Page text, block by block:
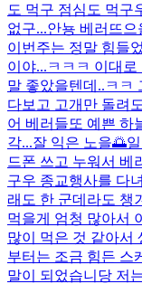
도 먹구 점심도 먹구
없구...안뇽 베러뜨으
이번주는 정말 힘들
이야...ㅋㅋㅋ 이대
말 좋았을텐데..ㅋㅋ
다보고 고개만 돌려
어 베러들또 예쁜 하
각...잘 익은 노을🌅
드폰 쓰고 누워서 베
구우 종교행사를 다
래도 한 군데라도 챙
먹을게 엄청 많아서
많이 먹은 것 같아서
부터는 조금 힘든 스
말이 되었습니당 저